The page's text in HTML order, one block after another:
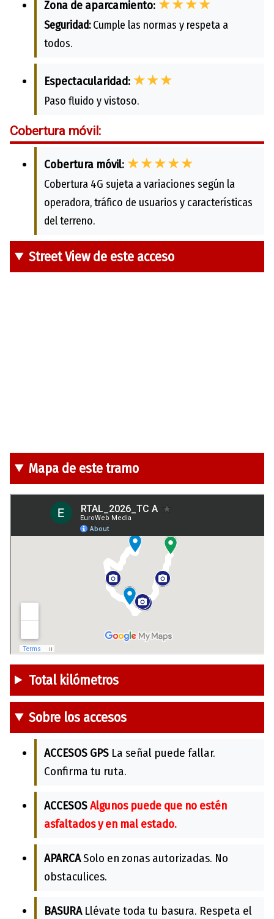
Zona de aparcamiento: ★★★★
Seguridad:Cumple las normas y respeta a
todos.
Espectacularidad: ★★★
Paso fluido y vistoso.
Cobertura móvil:
Cobertura móvil: ★★★★★
Cobertura 4G sujeta a variaciones según la
operadora, tráfico de usuarios y características
del terreno.
Street View de este acceso
Mapa de este tramo
Total kilómetros
Sobre los accesos
ACCESOS GPS La señal puede fallar.
Confirma tu ruta.
ACCESOSAlgunos puede que no estén
asfaltados y en mal estado.
APARCASolo en zonas autorizadas. No
obstaculices.
BASURALlévate toda tu basura. Respeta el